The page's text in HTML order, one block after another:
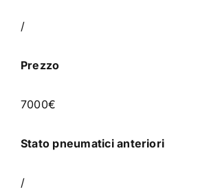
/
Prezzo
7000€
Stato pneumatici anteriori
/